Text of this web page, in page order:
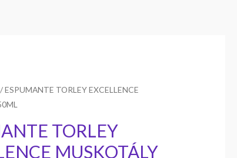
/ ESPUMANTE TORLEY EXCELLENCE
TORLEY
MUSKOTÁLY